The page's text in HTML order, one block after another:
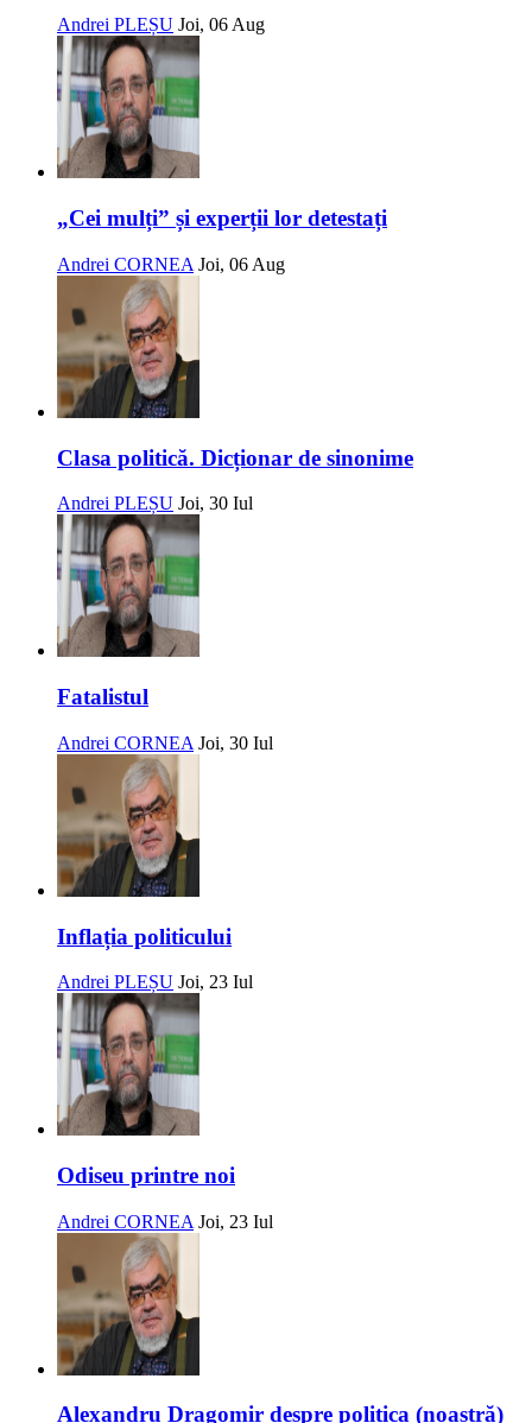
Andrei PLEȘU Joi, 06 Aug
„Cei mulți” și experții lor detestați
Andrei CORNEA Joi, 06 Aug
Clasa politică. Dicționar de sinonime
Andrei PLEȘU Joi, 30 Iul
Fatalistul
Andrei CORNEA Joi, 30 Iul
Inflația politicului
Andrei PLEȘU Joi, 23 Iul
Odiseu printre noi
Andrei CORNEA Joi, 23 Iul
Alexandru Dragomir despre politica (noastră)